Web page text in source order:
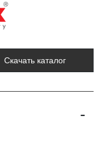
Скачать каталог
-